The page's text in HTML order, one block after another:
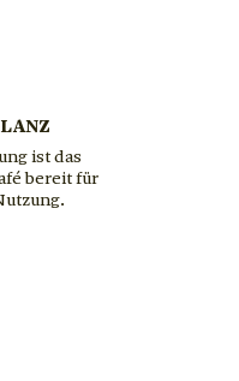
ist das
bereit für